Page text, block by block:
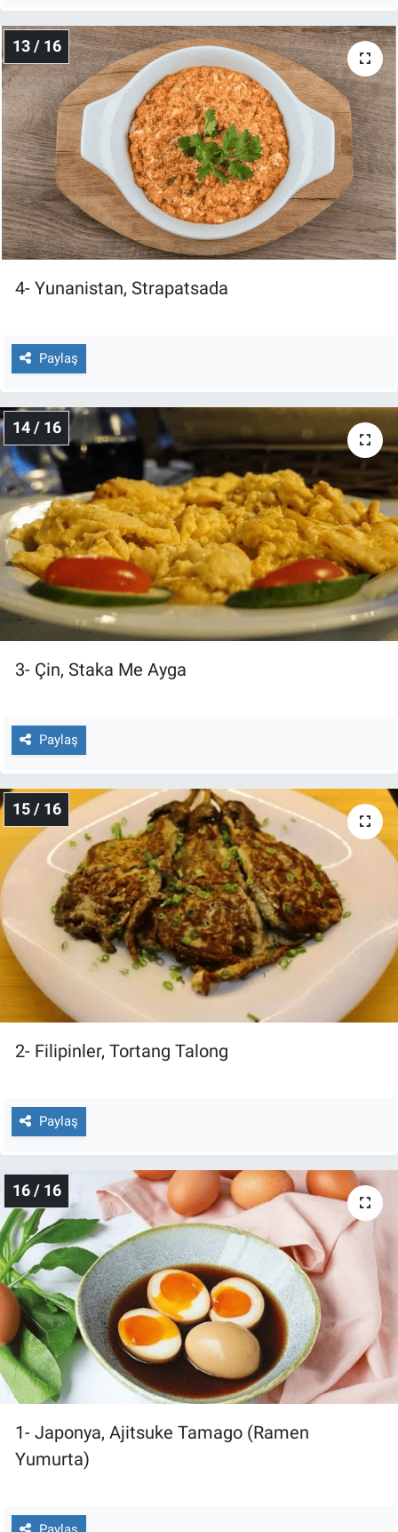
13 / 16
4- Yunanistan, Strapatsada
Paylaş
14 / 16
3- Çin, Staka Me Ayga
Paylaş
15 / 16
2- Filipinler, Tortang Talong
Paylaş
16 / 16
1- Japonya, Ajitsuke Tamago (Ramen
Yumurta)